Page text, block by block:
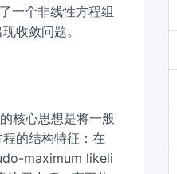
一个非线性方程组
收敛问题。
核心思想是将一般
的结构特征：在
maximum likeli